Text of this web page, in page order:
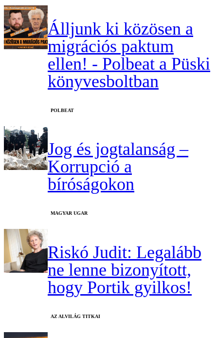
Álljunk ki közösen a
migrációs paktum
ellen! - Polbeat a Püski
könyvesboltban
‎POLBEAT
Jog és jogtalanság –
Korrupció a
bíróságokon
MAGYAR UGAR
Riskó Judit: Legalább
ne lenne bizonyított,
hogy Portik gyilkos!
AZ ALVILÁG TITKAI